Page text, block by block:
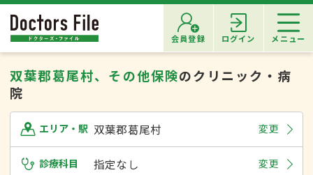
会員登録 ログイン メニュー
双葉郡葛尾村、その他保険のクリニック・病
院
エリア・駅 双葉郡葛尾村 変更
診療科目 指定なし 変更